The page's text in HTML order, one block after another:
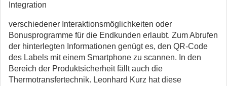
Integration
verschiedener Interaktionsmöglichkeiten oder
Bonusprogramme für die Endkunden erlaubt. Zum Abrufen
der hinterlegten Informationen genügt es, den QR-Code
des Labels mit einem Smartphone zu scannen. In den
Bereich der Produktsicherheit fällt auch die
Thermotransfertechnik. Leonhard Kurz hat diese